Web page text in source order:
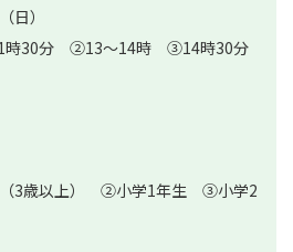
日）
時30分 ②13～14時 ③14時30分
3歳以上） ②小学1年生 ③小学2